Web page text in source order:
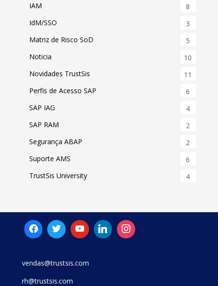
IAM
8
IdM/SSO
3
Matriz de Risco SoD
5
Noticia
10
Novidades TrustSis
11
Perfis de Acesso SAP
6
SAP IAG
4
SAP RAM
2
Segurança ABAP
2
Suporte AMS
6
TrustSis University
4
vendas@trustsis.com
rh@trustsis.com